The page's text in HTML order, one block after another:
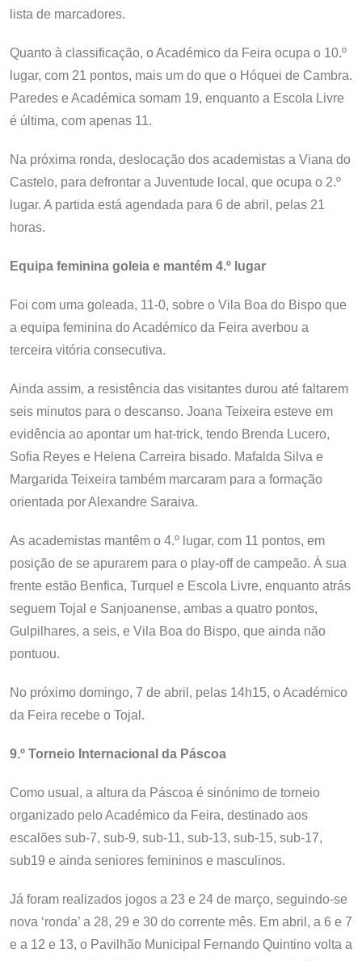
lista de marcadores.
Quanto à classificação, o Académico da Feira ocupa o 10.º
lugar, com 21 pontos, mais um do que o Hóquei de Cambra.
Paredes e Académica somam 19, enquanto a Escola Livre
é última, com apenas 11.
Na próxima ronda, deslocação dos academistas a Viana do
Castelo, para defrontar a Juventude local, que ocupa o 2.º
lugar. A partida está agendada para 6 de abril, pelas 21
horas.
Equipa feminina goleia e mantém 4.º lugar
Foi com uma goleada, 11-0, sobre o Vila Boa do Bispo que
a equipa feminina do Académico da Feira averbou a
terceira vitória consecutiva.
Ainda assim, a resistência das visitantes durou até faltarem
seis minutos para o descanso. Joana Teixeira esteve em
evidência ao apontar um hat-trick, tendo Brenda Lucero,
Sofia Reyes e Helena Carreira bisado. Mafalda Silva e
Margarida Teixeira também marcaram para a formação
orientada por Alexandre Saraiva.
As academistas mantêm o 4.º lugar, com 11 pontos, em
posição de se apurarem para o play-off de campeão. À sua
frente estão Benfica, Turquel e Escola Livre, enquanto atrás
seguem Tojal e Sanjoanense, ambas a quatro pontos,
Gulpilhares, a seis, e Vila Boa do Bispo, que ainda não
pontuou.
No próximo domingo, 7 de abril, pelas 14h15, o Académico
da Feira recebe o Tojal.
9.º Torneio Internacional da Páscoa
Como usual, a altura da Páscoa é sinónimo de torneio
organizado pelo Académico da Feira, destinado aos
escalões sub-7, sub-9, sub-11, sub-13, sub-15, sub-17,
sub19 e ainda seniores femininos e masculinos.
Já foram realizados jogos a 23 e 24 de março, seguindo-se
nova ‘ronda’ a 28, 29 e 30 do corrente mês. Em abril, a 6 e 7
e a 12 e 13, o Pavilhão Municipal Fernando Quintino volta a